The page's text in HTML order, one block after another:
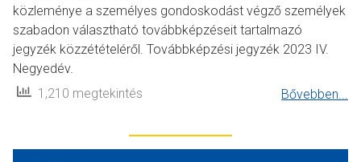
közleménye a személyes gondoskodást végző személyek
szabadon választható továbbképzéseit tartalmazó
jegyzék közzétételéről. Továbbképzési jegyzék 2023 IV.
Negyedév.
1,210 megtekintés
Bővebben...